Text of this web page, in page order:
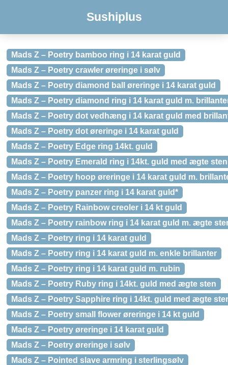
Sushiplus
Mads Z – Poetry bamboo ring i 14 karat guld
Mads Z – Poetry crawler øreringe i sølv
Mads Z – Poetry diamond ball øreringe i 14 karat guld
Mads Z – Poetry diamond ring i 14 karat guld m.
Mads Z – Poetry dot vedhæng i 14 karat guld med
Mads Z – Poetry dot øreringe i 14 karat guld
Mads Z – Poetry Edge ring 14kt. guld
Mads Z – Poetry Emerald ring i 14kt. guld med ægte sten
Mads Z – Poetry hoop øreringe i 14 karat guld m.
Mads Z – Poetry panzer ring i 14 karat guld*
Mads Z – Poetry Rainbow creoler i 14 kt guld
Mads Z – Poetry rainbow ring i 14 karat guld m. ægte
Mads Z – Poetry ring i 14 karat guld
Mads Z – Poetry ring i 14 karat guld m. enkle brillanter
Mads Z – Poetry ring i 14 karat guld m. rubin
Mads Z – Poetry Ruby ring i 14kt. guld med ægte sten
Mads Z – Poetry Sapphire ring i 14kt. guld med ægte
Mads Z – Poetry small flower øreringe i 14 kt guld
Mads Z – Poetry øreringe i 14 karat guld
Mads Z – Poetry øreringe i sølv
Mads Z – Pointed slave armring i sterlingsølv